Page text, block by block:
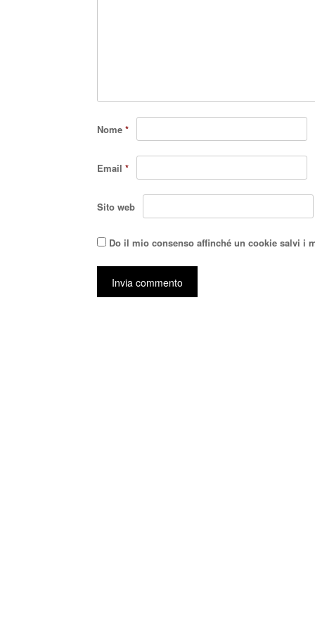
Nome *
Email *
Sito web
Do il mio consenso affinché un cookie salvi i